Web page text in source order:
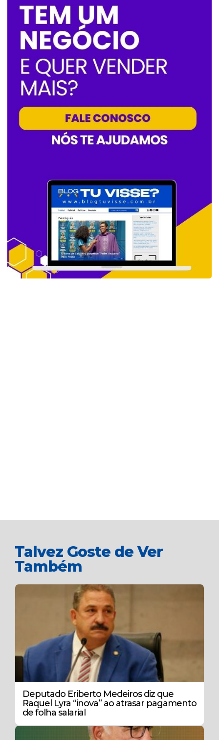
Talvez Goste de Ver
Também
Deputado Eriberto Medeiros diz que
Raquel Lyra “inova” ao atrasar pagamento
de folha salarial